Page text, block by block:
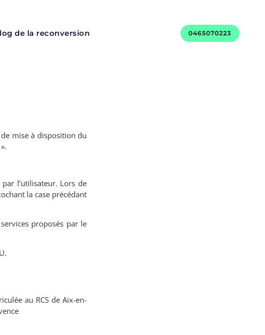
de la reconversion 0465070223
mise à disposition du
».
par l’utilisateur. Lors de
la case précédant
proposés par le
au RCS de Aix-en-